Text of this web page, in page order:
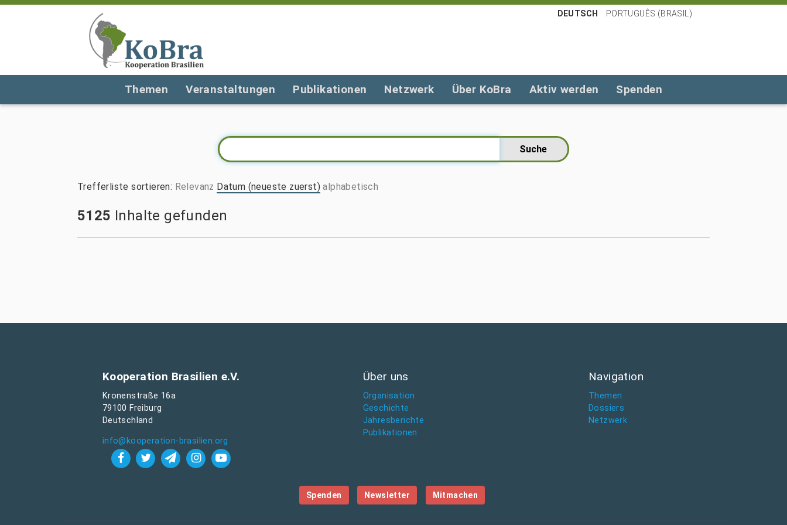
DEUTSCH PORTUGUÊS (BRASIL)
Themen Veranstaltungen Publikationen Netzwerk Über KoBra Aktiv werden Spenden
Trefferliste sortieren: Relevanz Datum (neueste zuerst) alphabetisch
5125 Inhalte gefunden
Kooperation Brasilien e.V.
Kronenstraße 16a
79100 Freiburg
Deutschland
info@kooperation-brasilien.org
Über uns
Organisation
Geschichte
Jahresberichte
Publikationen
Navigation
Themen
Dossiers
Netzwerk
Spenden Newsletter Mitmachen